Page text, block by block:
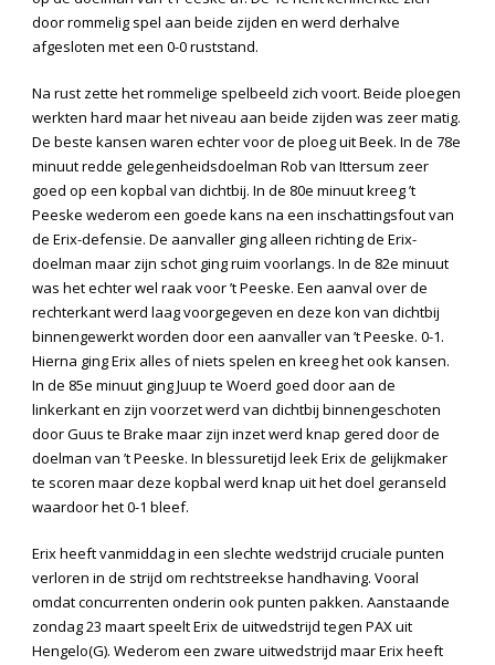
door rommelig spel aan beide zijden en werd derhalve
afgesloten met een 0-0 ruststand.
Na rust zette het rommelige spelbeeld zich voort. Beide ploegen
werkten hard maar het niveau aan beide zijden was zeer matig.
De beste kansen waren echter voor de ploeg uit Beek. In de 78e
minuut redde gelegenheidsdoelman Rob van Ittersum zeer
goed op een kopbal van dichtbij. In de 80e minuut kreeg ’t
Peeske wederom een goede kans na een inschattingsfout van
de Erix-defensie. De aanvaller ging alleen richting de Erix-
doelman maar zijn schot ging ruim voorlangs. In de 82e minuut
was het echter wel raak voor ’t Peeske. Een aanval over de
rechterkant werd laag voorgegeven en deze kon van dichtbij
binnengewerkt worden door een aanvaller van ’t Peeske. 0-1.
Hierna ging Erix alles of niets spelen en kreeg het ook kansen.
In de 85e minuut ging Juup te Woerd goed door aan de
linkerkant en zijn voorzet werd van dichtbij binnengeschoten
door Guus te Brake maar zijn inzet werd knap gered door de
doelman van ’t Peeske. In blessuretijd leek Erix de gelijkmaker
te scoren maar deze kopbal werd knap uit het doel geranseld
waardoor het 0-1 bleef.
Erix heeft vanmiddag in een slechte wedstrijd cruciale punten
verloren in de strijd om rechtstreekse handhaving. Vooral
omdat concurrenten onderin ook punten pakken. Aanstaande
zondag 23 maart speelt Erix de uitwedstrijd tegen PAX uit
Hengelo(G). Wederom een zware uitwedstrijd maar Erix heeft